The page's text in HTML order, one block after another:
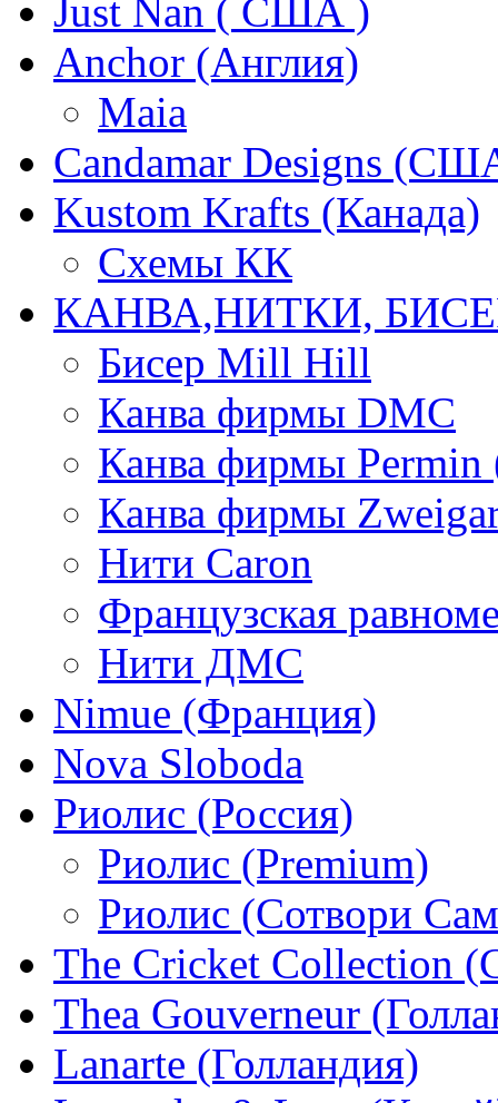
Just Nan ( США )
Anchor (Англия)
Maia
Candamar Designs
Kustom Krafts (Канада)
Схемы КК
КАНВА,НИТКИ,
Бисер Mill Hill
Канва фирмы DMC
Канва фирмы Permin
Канва фирмы
Нити Caron
Французская
Нити ДМС
Nimue (Франция)
Nova Sloboda
Риолис (Россия)
Риолис (Premium)
Риолис (Сотвори
The Cricket Collection
Thea Gouverneur
Lanarte (Голландия)